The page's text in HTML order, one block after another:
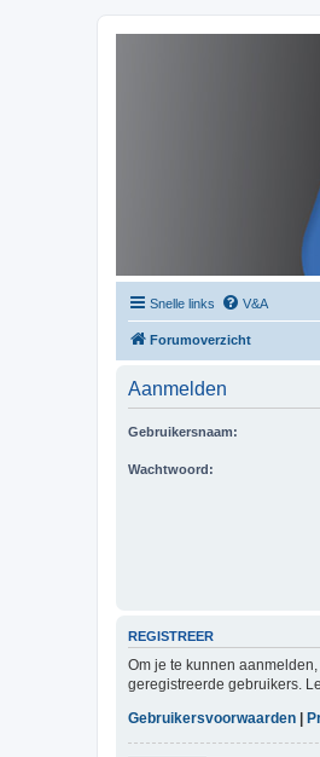
Snelle links V&A
Forumoverzicht
Aanmelden
Gebruikersnaam:
Wachtwoord:
REGISTREER
Om je te kunnen
geregistreerde gebruikers.
Gebruikersvoorwaarden |